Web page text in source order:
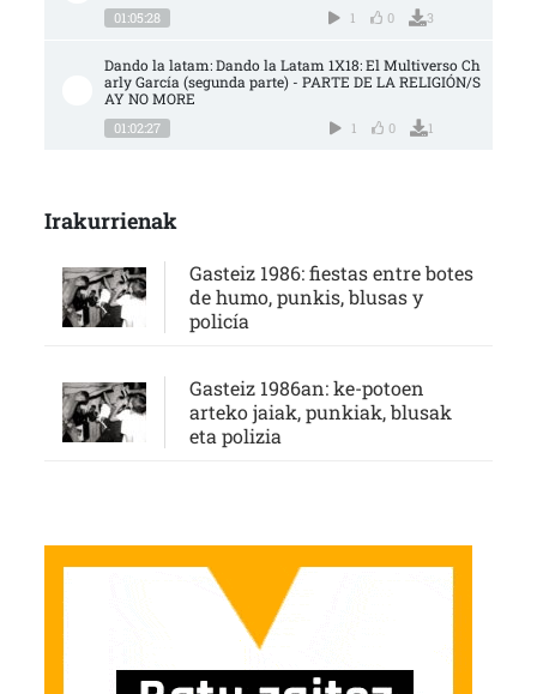
01:05:28 1 0 3
Dando la latam: Dando la Latam 1X18: El Multiverso Ch
arly García (segunda parte) - PARTE DE LA RELIGIÓN/S
AY NO MORE
01:02:27 1 0 1
Irakurrienak
Gasteiz 1986: fiestas entre botes
de humo, punkis, blusas y
policía
Gasteiz 1986an: ke-potoen
arteko jaiak, punkiak, blusak
eta polizia